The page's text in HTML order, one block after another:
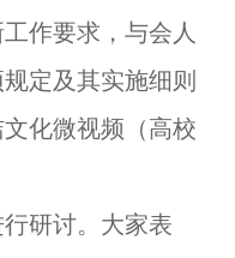
作要求，与会人
定及其实施细则
化微视频（高校
研讨。大家表